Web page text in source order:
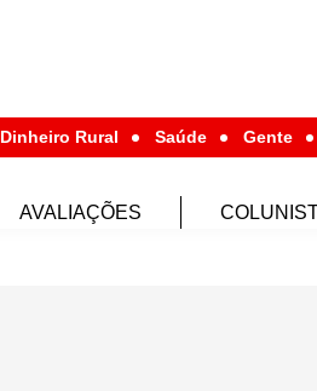
Dinheiro Rural Saúde Gente
AVALIAÇÕES